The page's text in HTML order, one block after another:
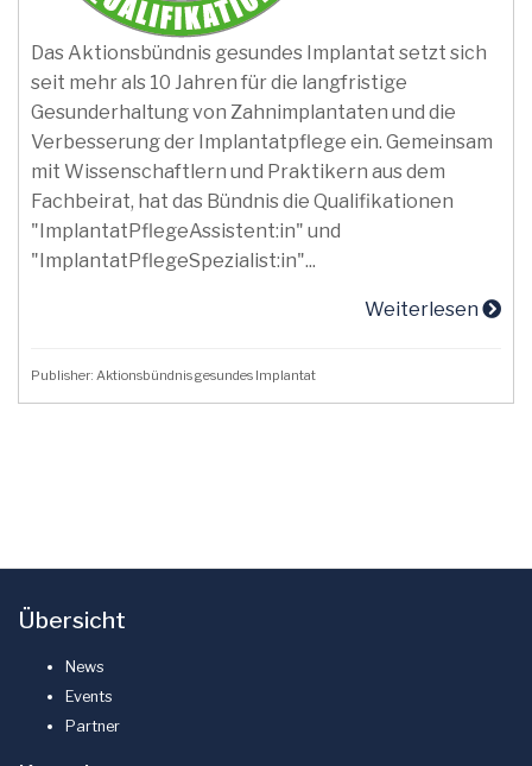
Das Aktionsbündnis gesundes Implantat setzt sich
seit mehr als 10 Jahren für die langfristige
Gesunderhaltung von Zahnimplantaten und die
Verbesserung der Implantatpflege ein. Gemeinsam
mit Wissenschaftlern und Praktikern aus dem
Fachbeirat, hat das Bündnis die Qualifikationen
"ImplantatPflegeAssistent:in" und
"ImplantatPflegeSpezialist:in"...
Weiterlesen
Publisher: Aktionsbündnis gesundes Implantat
Übersicht
News
Events
Partner